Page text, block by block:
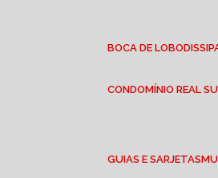
BOCA DE LOBO
CONDOMÍNIO REAL
GUIAS E SARJETAS